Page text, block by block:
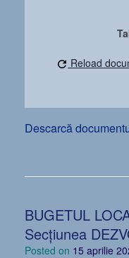
Reload
Descarcă
BUGETUL
Secțiunea
Posted on 15 aprilie